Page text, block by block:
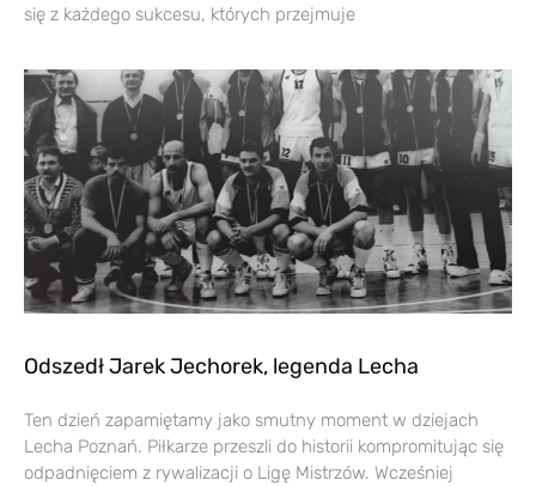
się z każdego sukcesu, których przejmuje
Odszedł Jarek Jechorek, legenda Lecha
Ten dzień zapamiętamy jako smutny moment w dziejach
Lecha Poznań. Piłkarze przeszli do historii kompromitując się
odpadnięciem z rywalizacji o Ligę Mistrzów. Wcześniej